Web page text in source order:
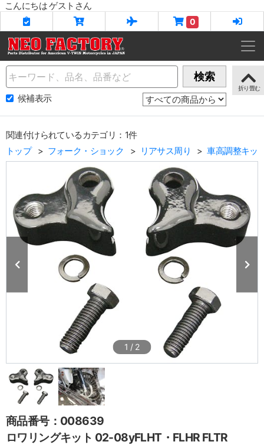
こんにちは ゲストさん
0
Name 検索
候補表示
関連付けられているカテゴリ：1件
トップ
フォーク・ショック リアサス周り 車高調整キッ
1 / 2
商品番号：008639
ロワリングキット 02-08yFLHT・FLHR FLTR